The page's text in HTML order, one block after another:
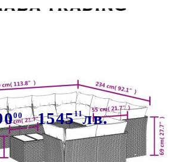
полиратан
00 154511лв.
В наличност: 45 бр.